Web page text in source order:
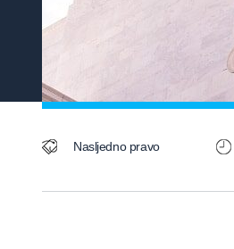
Nasljedno pravo